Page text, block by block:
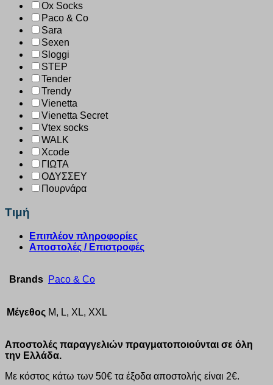
Ox Socks
Paco & Co
Sara
Sexen
Sloggi
STEP
Tender
Trendy
Vienetta
Vienetta Secret
Vtex socks
WALK
Xcode
ΓΙΩΤΑ
ΟΔΥΣΣΕΥ
Πουρνάρα
Τιμή
Επιπλέον πληροφορίες
Αποστολές / Επιστροφές
Brands Paco & Co
Μέγεθος M, L, XL, XXL
Αποστολές παραγγελιών πραγματοποιούνται σε όλη
την Ελλάδα.
Με κόστος κάτω των 50€ τα έξοδα αποστολής είναι 2€.